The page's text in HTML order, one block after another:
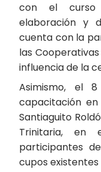
con el curso
elaboración y
cuenta con la
las
influencia de la
Asimismo, el
capacitación
Santiaguito
Trinitaria, en
participantes
cupos